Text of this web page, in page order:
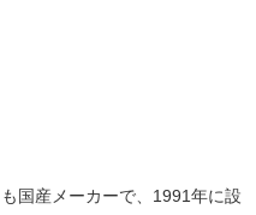
国産メーカーで、1991年に設